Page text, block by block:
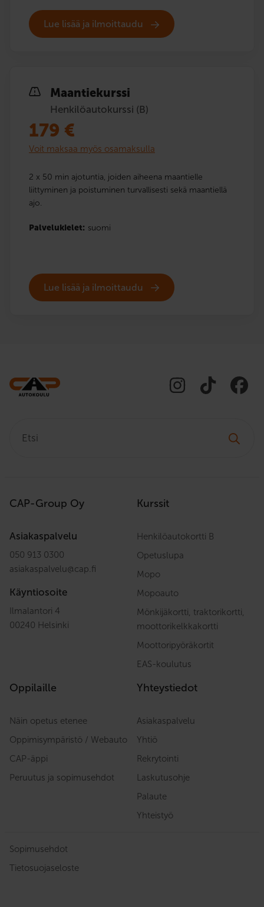
Lue lisää ja ilmoittaudu
Maantiekurssi
Henkilöautokurssi (B)
179 €
Voit maksaa myös osamaksulla
2 x 50 min ajotuntia, joiden aiheena maantielle
liittyminen ja poistuminen turvallisesti sekä maantiellä
ajo.
Palvelukielet: suomi
Lue lisää ja ilmoittaudu
CAP-Group Oy
Asiakaspalvelu
050 913 0300
asiakaspalvelu@cap.fi
Käyntiosoite
Ilmalantori 4
00240 Helsinki
Kurssit
Henkilöautokortti B
Opetuslupa
Mopo
Mopoauto
Mönkijäkortti, traktorikortti,
moottorikelkkakortti
Moottoripyöräkortit
EAS-koulutus
Oppilaille
Näin opetus etenee
Oppimisympäristö / Webauto
CAP-äppi
Peruutus ja sopimusehdot
Yhteystiedot
Asiakaspalvelu
Yhtiö
Rekrytointi
Laskutusohje
Palaute
Yhteistyö
Sopimusehdot
Tietosuojaseloste